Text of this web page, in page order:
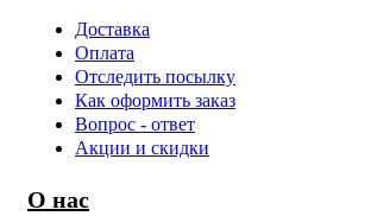
Доставка
Оплата
Отследить посылку
Как оформить заказ
Вопрос - ответ
Акции и скидки
О нас